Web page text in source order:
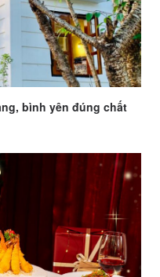
bình yên đúng chất